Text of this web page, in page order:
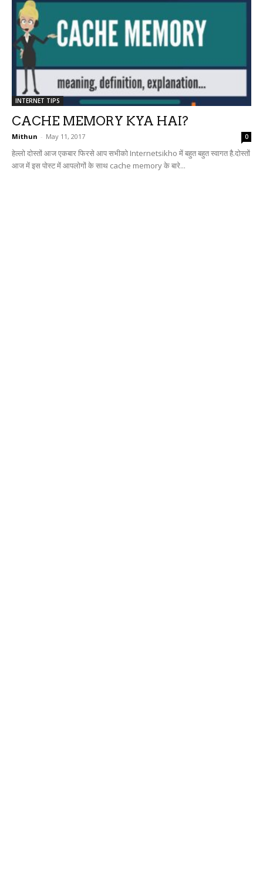
INTERNET TIPS
CACHE MEMORY KYA HAI?
Mithun - May 11, 2017 0
हेल्लो दोस्तों आज एकबार फिरसे आप सभीको Internetsikho में बहुत बहुत स्वागत है.दोस्तों
आज में इस पोस्ट में आपलोगों के साथ cache memory के बारे...